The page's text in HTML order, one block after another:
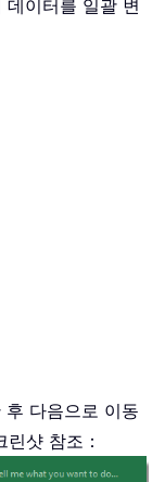
이터를 일괄 변
후 다음으로 이동
린샷 참조：